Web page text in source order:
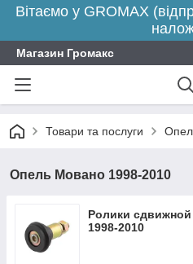
Вітаємо у GROMAX
Магазин Громакс
Товари та послуги
Опель Мовано 1998-2010
Ролики
1998-2010